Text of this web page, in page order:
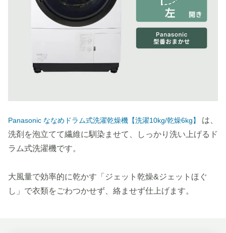
Panasonic ななめドラム式洗濯乾燥機【洗濯10kg/乾燥6kg】
は、
洗剤を泡立てて繊維に馴染ませて、しっかり洗い上げるド
ラム式洗濯機です。
大風量で効率的に乾かす「ジェット乾燥&ジェットほぐ
し」で衣類をごわつかせず、絡ませず仕上げます。